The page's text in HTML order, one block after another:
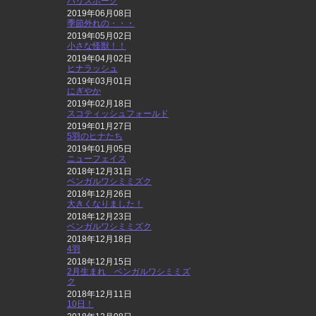
2019年06月08日
季節外れの・・・
2019年05月02日
小さな怪獣！！
2019年04月02日
ヒナラッシュ
2019年03月01日
にぎやか
2019年02月18日
スコティッシュフォールド
2019年01月27日
5羽のヒナたち
2019年01月05日
ニューフェイス
2018年12月31日
ベンガルワシミミズク
2018年12月26日
大きくなりました！
2018年12月23日
ベンガルワシミミズク
2018年12月18日
4羽
2018年12月15日
2月生まれ ベンガルワシミミズ
ク
2018年12月11日
10日！